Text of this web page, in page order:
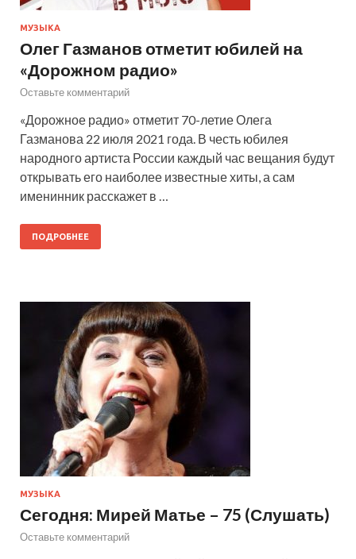
МУЗЫКА
Олег Газманов отметит юбилей на
«Дорожном радио»
Оставьте комментарий
«Дорожное радио» отметит 70-летие Олега
Газманова 22 июля 2021 года. В честь юбилея
народного артиста России каждый час вещания будут
открывать его наиболее известные хиты, а сам
именинник расскажет в …
ПОДРОБНЕЕ
МУЗЫКА
Сегодня: Мирей Матье – 75 (Слушать)
Оставьте комментарий